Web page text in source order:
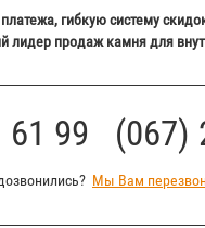
гибкую систему
лидер продаж камня для
61 99 (067)
Мы Вам